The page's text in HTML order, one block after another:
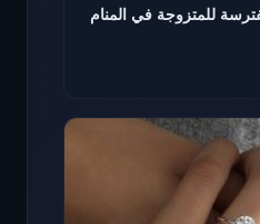
للمتزوجة في المنام